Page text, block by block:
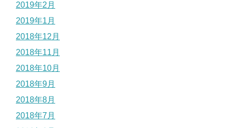
2019年2月
2019年1月
2018年12月
2018年11月
2018年10月
2018年9月
2018年8月
2018年7月